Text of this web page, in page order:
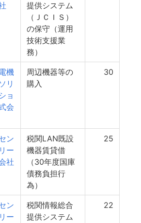
提供システム
（ＪＣＩＳ）
の保守（運用
技術支援業
務）
機
リ
ョ
会
周辺機器等の
購入
30
ン
ー
社
税関LAN既設
機器賃貸借
（30年度国庫
債務負担行
為）
25
ン
ー
税関情報総合
提供システム
22